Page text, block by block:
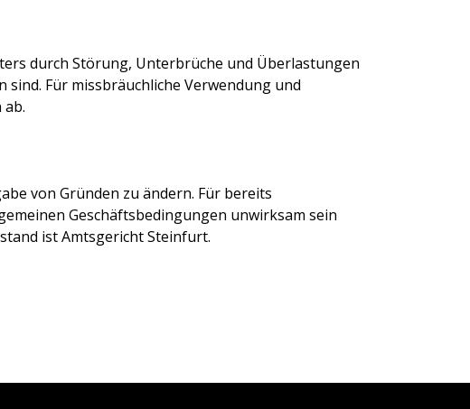
durch Störung, Unterbrüche und Überlastungen
Für missbräuchliche Verwendung und
von Gründen zu ändern. Für bereits
Geschäftsbedingungen unwirksam sein
ist Amtsgericht Steinfurt.